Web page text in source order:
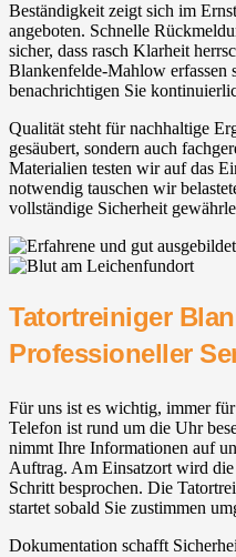
Beständigkeit zeigt sich im
angeboten. Schnelle
sicher, dass rasch Klarheit
Blankenfelde-Mahlow⁠ erfassen
benachrichtigen Sie
Qualität steht für nachhaltige
gesäubert, sondern auch
Materialien testen wir auf das
notwendig tauschen wir
vollständige Sicherheit
Tatortreiniger
Professioneller
Für uns ist es wichtig, immer
Telefon ist rund um die Uhr
nimmt Ihre Informationen auf
Auftrag. Am Einsatzort wird
Schritt besprochen. Die
startet sobald Sie zustimmen
Dokumentation schafft